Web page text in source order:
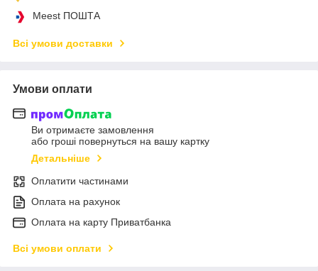
Meest ПОШТА
Всі умови доставки
Умови оплати
Ви отримаєте замовлення
або гроші повернуться на вашу картку
Детальніше
Оплатити частинами
Оплата на рахунок
Оплата на карту Приватбанка
Всі умови оплати